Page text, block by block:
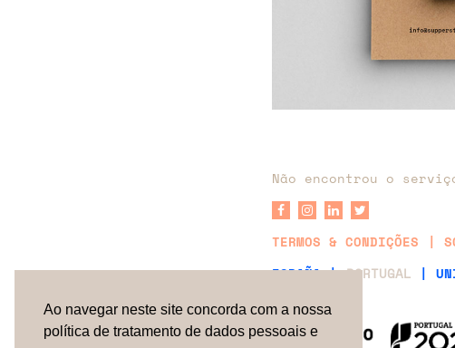
Ao navegar neste site concorda com a nossa
política de tratamento de dados pessoais e
Não encontrou o
TERMOS & CONDIÇÕES
ESPAÑA | PORTUGAL |